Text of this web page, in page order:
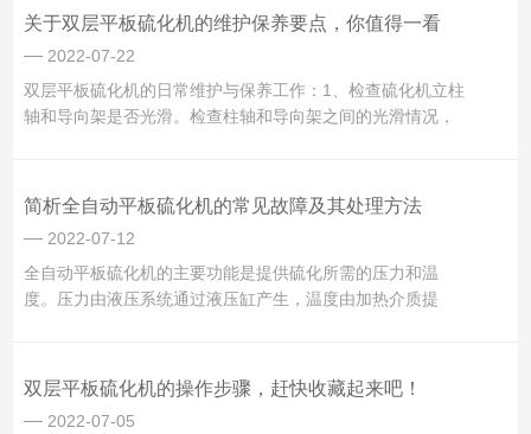
动移动试验台上下移动，实现试验机的工作。根据不同型
号，主框架有两种结构形...
关于双层平板硫化机的维护保养要点，你值得一看
2022-07-22
双层平板硫化机的日常维护与保养工作：1、检查硫化机立柱
轴和导向架是否光滑。检查柱轴和导向架之间的光滑情况，
动按钮，油泵中的油进入气缸带动柱塞上升。热板关闭后，
油泵继续供油，当...
简析全自动平板硫化机的常见故障及其处理方法
2022-07-12
全自动平板硫化机的主要功能是提供硫化所需的压力和温
度。压力由液压系统通过液压缸产生，温度由加热介质提
根据液压系统的工作介质，可分为油压和水压。全自动平板
硫化机的常见故障及处理方...
双层平板硫化机的操作步骤，赶快收藏起来吧！
2022-07-05